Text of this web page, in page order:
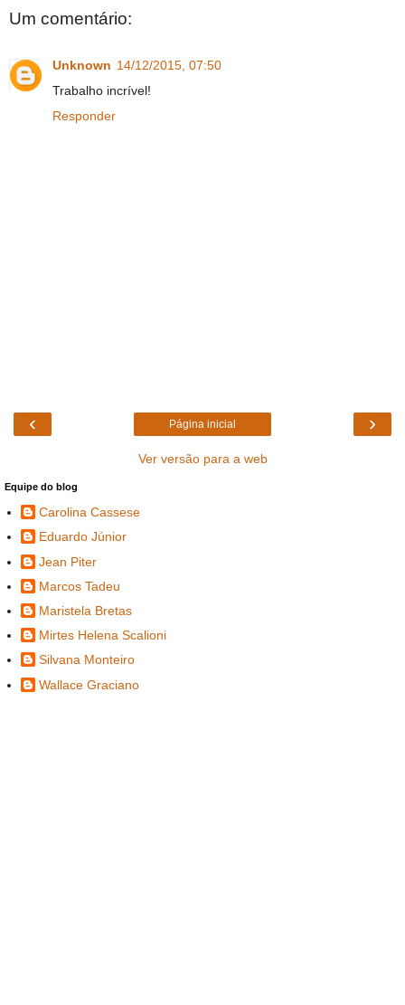
Um comentário:
Unknown 14/12/2015, 07:50
Trabalho incrível!
Responder
‹ ›
Página inicial
Ver versão para a web
Equipe do blog
Carolina Cassese
Eduardo Júnior
Jean Piter
Marcos Tadeu
Maristela Bretas
Mirtes Helena Scalioni
Silvana Monteiro
Wallace Graciano